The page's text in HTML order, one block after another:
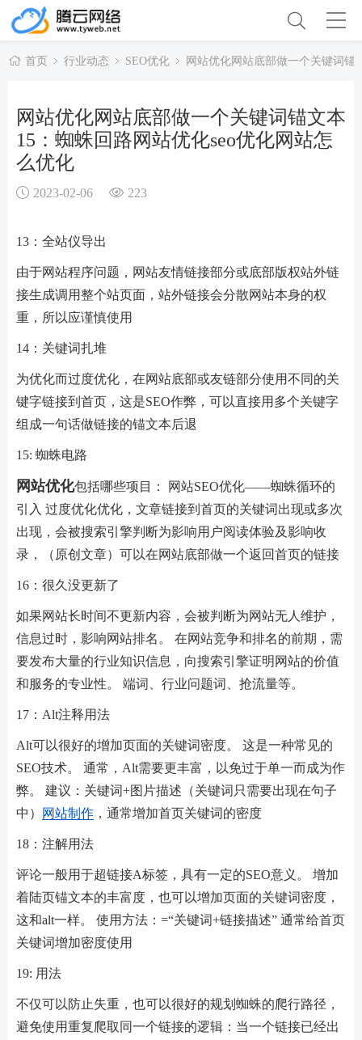
首页 行业动态 SEO优化 网站优化网站底部做一个关键词锚
网站优化网站底部做一个关键词锚文本
15：蜘蛛回路网站优化seo优化网站怎
么优化
2023-02-06 223
13：全站仪导出
由于网站程序问题，网站友情链接部分或底部版权站外链
接生成调用整个站页面，站外链接会分散网站本身的权
重，所以应谨慎使用
14：关键词扎堆
为优化而过度优化，在网站底部或友链部分使用不同的关
键字链接到首页，这是SEO作弊，可以直接用多个关键字
组成一句话做链接的锚文本后退
15: 蜘蛛电路
网站优化包括哪些项目： 网站SEO优化——蜘蛛循环的
引入 过度优化优化，文章链接到首页的关键词出现或多次
出现，会被搜索引擎判断为影响用户阅读体验及影响收
录，（原创文章）可以在网站底部做一个返回首页的链接
16：很久没更新了
如果网站长时间不更新内容，会被判断为网站无人维护，
信息过时，影响网站排名。 在网站竞争和排名的前期，需
要发布大量的行业知识信息，向搜索引擎证明网站的价值
和服务的专业性。 端词、行业问题词、抢流量等。
17：Alt注释用法
Alt可以很好的增加页面的关键词密度。 这是一种常见的
SEO技术。 通常，Alt需要更丰富，以免过于单一而成为作
弊。 建议：关键词+图片描述（关键词只需要出现在句子
中）
网站制作 ，通常增加首页关键词的密度
18：注解用法
评论一般用于超链接A标签，具有一定的SEO意义。 增加
着陆页锚文本的丰富度，也可以增加页面的关键词密度，
这和alt一样。 使用方法：=“关键词+链接描述” 通常给首页
关键词增加密度使用
19: 用法
不仅可以防止失重，也可以很好的规划蜘蛛的爬行路径，
避免使用重复爬取同一个链接的逻辑：当一个链接已经出